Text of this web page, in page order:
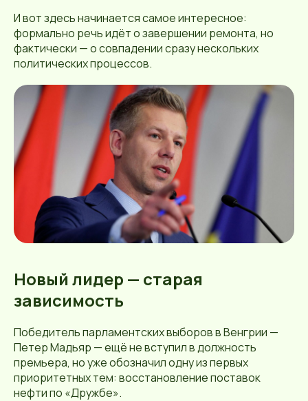
И вот здесь начинается самое интересное:
формально речь идёт о завершении ремонта, но
фактически — о совпадении сразу нескольких
политических процессов.
Новый лидер — старая
зависимость
Победитель парламентских выборов в Венгрии —
Петер Мадьяр — ещё не вступил в должность
премьера, но уже обозначил одну из первых
приоритетных тем: восстановление поставок
нефти по «Дружбе».